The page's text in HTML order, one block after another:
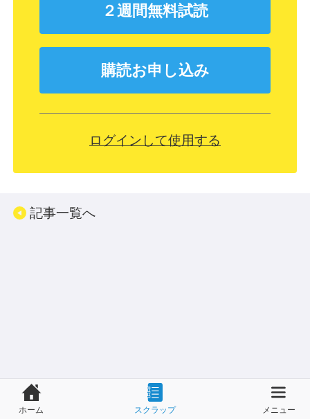
ホーム スクラップ メニュー
２週間無料試読
購読お申し込み
ログインして使用する
記事一覧へ